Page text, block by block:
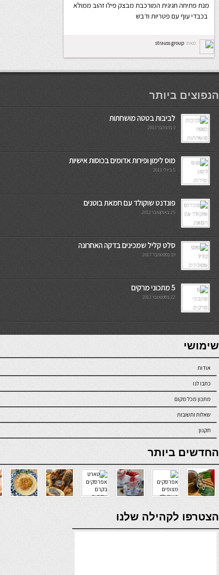
מנת פתיחה חגיגית המורכבת מבצק פילו זהוב ממולא
בכבדי עוף עם פטריות ודבש
מאת: strauss group
мостбет кг
הנפוצים ביותר
לביבות בטטה מושחתות
3 בדצמבר 2013
מוס לימון ופירות אדומים בכוסות אישיות
5 ביולי 2013
פונדנט שוקולד עם חמאת בוטנים
25 באוקטובר 2013
סלט קליל שמכינים בדקה האחרונה
19 בספטמבר 2017
5 מתכוני מרקים
22 בספטמבר 2013
7slots
seriöse online casinos österreich
שימושי
אודות
כתבו לנו
מתכון מכל מקום
שאלות ותשובות
תקנון
online casino
החדשים ביותר
verde casino
הצטרפו לקהילה שלנו